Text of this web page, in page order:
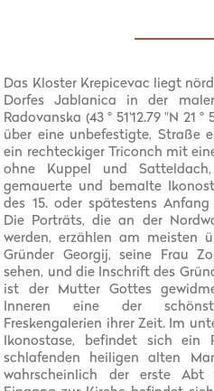
Das Kloster Krepicevac liegt
Dorfes Jablanica in der
Radovanska (43 ° 51'12.79 "N 21
über eine unbefestigte, Straße
ein rechteckiger Triconch mit
ohne Kuppel und
gemauerte und bemalte
des 15. oder spätestens
Die Porträts, die an der
werden, erzählen am meisten
Gründer Georgij, seine Frau
sehen, und die Inschrift des
ist der Mutter Gottes
Inneren eine der
Freskengalerien ihrer Zeit. Im
Ikonostase, befindet sich
schlafenden heiligen alten
wahrscheinlich der erste Abt